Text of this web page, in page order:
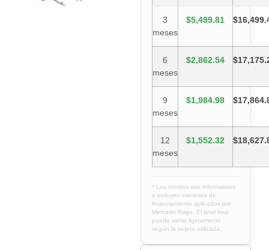
3
meses
$5,499.81
6
meses
$2,862.54
9
meses
$1,984.98
12
meses
$1,552.32
* Los montos son informativos
e incluyen intereses de
financiamiento aplicados por
Mercado Pago. El total final
puede variar ligeramente
según la tarjeta utilizada.